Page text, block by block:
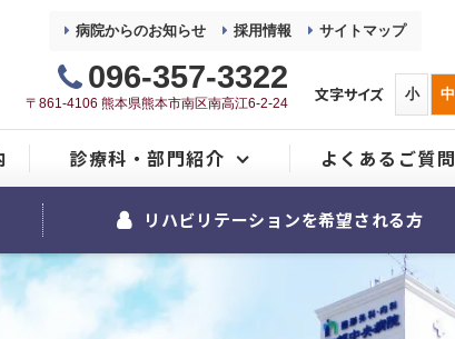
病院からのお知らせ 採用情報 サイトマップ
096-357-3322
〒861-4106 熊本県熊本市南区南高江6-2-24 文字サイズ 小 中
診療科・部門紹介
整形外科
内科
麻酔科
よくあるご質問
リハビリテーションを希望される方